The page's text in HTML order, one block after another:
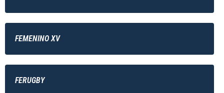
FEMENINO XV
FERUGBY